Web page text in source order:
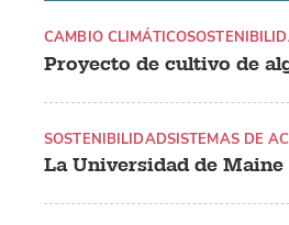
Proyecto de cultivo de
CAMBIO CLIMÁTICO
La Universidad de
SOSTENIBILIDADSISTEMAS DE